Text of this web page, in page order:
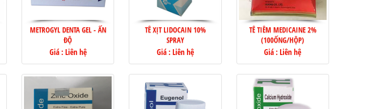
METROGYL DENTA GEL - ẤN
ĐỘ
Giá : Liên hệ
TÊ XỊT LIDOCAIN 10%
SPRAY
Giá : Liên hệ
TÊ TIÊM MEDICAINE 2%
(100ỐNG/HỘP)
Giá : Liên hệ